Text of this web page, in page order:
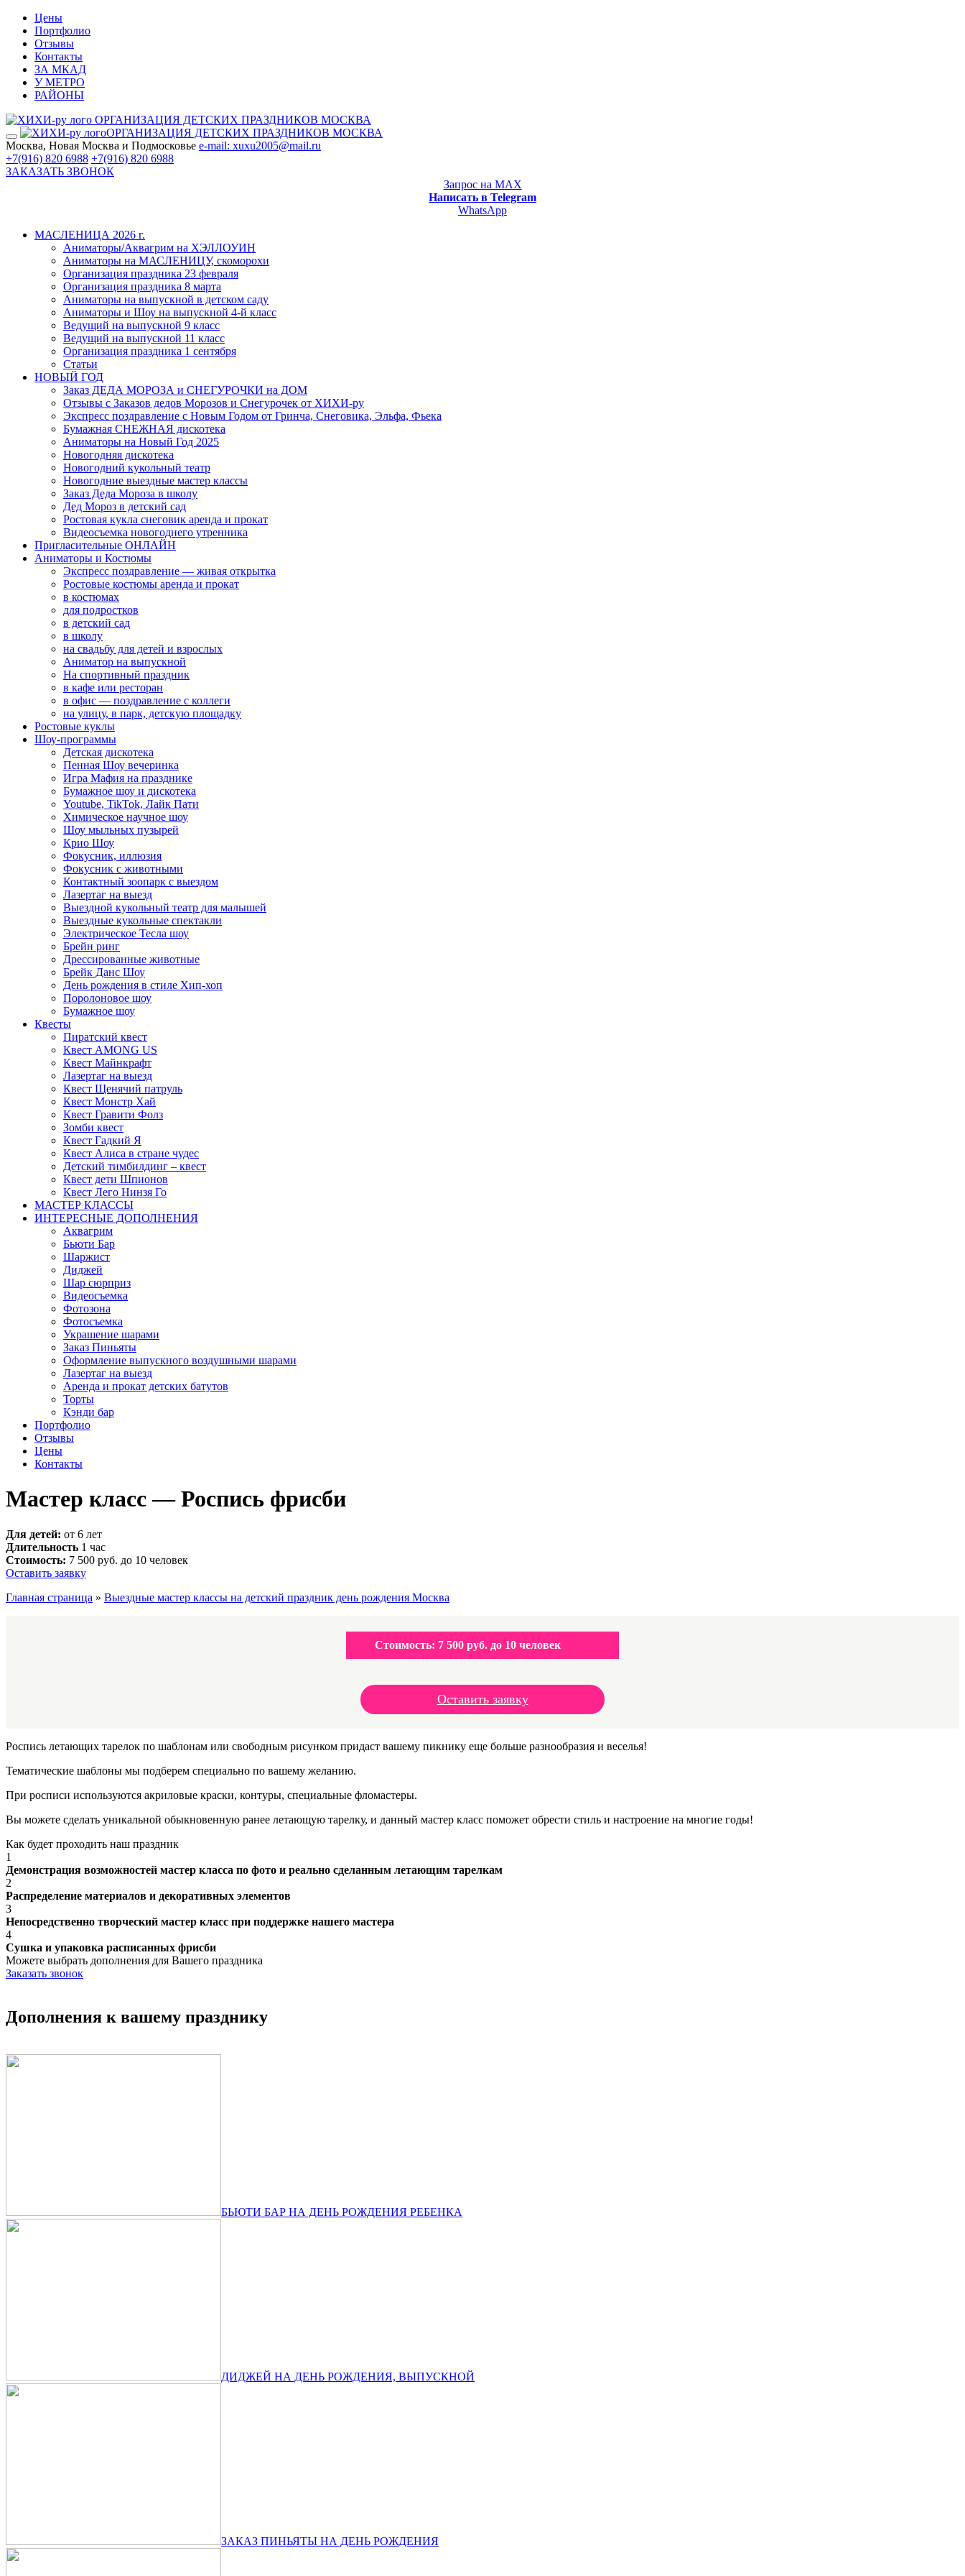
Цены
Портфолио
Отзывы
Контакты
ЗА МКАД
У МЕТРО
РАЙОНЫ
ОРГАНИЗАЦИЯ ДЕТСКИХ ПРАЗДНИКОВ МОСКВА
ОРГАНИЗАЦИЯ ДЕТСКИХ ПРАЗДНИКОВ МОСКВА
Москва, Новая Москва и Подмосковье e-mail: xuxu2005@mail.ru
+7(916) 820 6988 +7(916) 820 6988
ЗАКАЗАТЬ ЗВОНОК
Запрос на MAX
Написать в Telegram
WhatsApp
МАСЛЕНИЦА 2026 г.
Аниматоры/Аквагрим на ХЭЛЛОУИН
Аниматоры на МАСЛЕНИЦУ, скоморохи
Организация праздника 23 февраля
Организация праздника 8 марта
Аниматоры на выпускной в детском саду
Аниматоры и Шоу на выпускной 4-й класс
Ведущий на выпускной 9 класс
Ведущий на выпускной 11 класс
Организация праздника 1 сентября
Статьи
НОВЫЙ ГОД
Заказ ДЕДА МОРОЗА и СНЕГУРОЧКИ на ДОМ
Отзывы с Заказов дедов Морозов и Снегурочек от ХИХИ-ру
Экспресс поздравление с Новым Годом от Гринча, Снеговика, Эльфа, Фьека
Бумажная СНЕЖНАЯ дискотека
Аниматоры на Новый Год 2025
Новогодняя дискотека
Новогодний кукольный театр
Новогодние выездные мастер классы
Заказ Деда Мороза в школу
Дед Мороз в детский сад
Ростовая кукла снеговик аренда и прокат
Видеосъемка новогоднего утренника
Пригласительные ОНЛАЙН
Аниматоры и Костюмы
Экспресс поздравление — живая открытка
Ростовые костюмы аренда и прокат
в костюмах
для подростков
в детский сад
в школу
на свадьбу для детей и взрослых
Аниматор на выпускной
На спортивный праздник
в кафе или ресторан
в офис — поздравление с коллеги
на улицу, в парк, детскую площадку
Ростовые куклы
Шоу-программы
Детская дискотека
Пенная Шоу вечеринка
Игра Мафия на празднике
Бумажное шоу и дискотека
Youtube, TikTok, Лайк Пати
Химическое научное шоу
Шоу мыльных пузырей
Крио Шоу
Фокусник, иллюзия
Фокусник с животными
Контактный зоопарк с выездом
Лазертаг на выезд
Выездной кукольный театр для малышей
Выездные кукольные спектакли
Электрическое Тесла шоу
Брейн ринг
Дрессированные животные
Брейк Данс Шоу
День рождения в стиле Хип-хоп
Поролоновое шоу
Бумажное шоу
Квесты
Пиратский квест
Квест AMONG US
Квест Майнкрафт
Лазертаг на выезд
Квест Щенячий патруль
Квест Монстр Хай
Квест Гравити Фолз
Зомби квест
Квест Гадкий Я
Квест Алиса в стране чудес
Детский тимбилдинг – квест
Квест дети Шпионов
Квест Лего Нинзя Го
МАСТЕР КЛАССЫ
ИНТЕРЕСНЫЕ ДОПОЛНЕНИЯ
Аквагрим
Бьюти Бар
Шаржист
Диджей
Шар сюрприз
Видеосъемка
Фотозона
Фотосъемка
Украшение шарами
Заказ Пиньяты
Оформление выпускного воздушными шарами
Лазертаг на выезд
Аренда и прокат детских батутов
Торты
Кэнди бар
Портфолио
Отзывы
Цены
Контакты
Мастер класс — Роспись фрисби
Для детей: от 6 лет
Длительность 1 час
Стоимость: 7 500 руб. до 10 человек
Оставить заявку
Главная страница » Выездные мастер классы на детский праздник день рождения Москва
Стоимость: 7 500 руб. до 10 человек
Оставить заявку
Роспись летающих тарелок по шаблонам или свободным рисунком придаст вашему пикнику еще больше разнообразия и веселья!
Тематические шаблоны мы подберем специально по вашему желанию.
При росписи используются акриловые краски, контуры, специальные фломастеры.
Вы можете сделать уникальной обыкновенную ранее летающую тарелку, и данный мастер класс поможет обрести стиль и настроение на многие годы!
Как будет проходить наш праздник
1
Демонстрация возможностей мастер класса по фото и реально сделанным летающим тарелкам
2
Распределение материалов и декоративных элементов
3
Непосредственно творческий мастер класс при поддержке нашего мастера
4
Сушка и упаковка расписанных фрисби
Можете выбрать дополнения для Вашего праздника
Заказать звонок
Дополнения к вашему празднику
БЬЮТИ БАР НА ДЕНЬ РОЖДЕНИЯ РЕБЕНКА
ДИДЖЕЙ НА ДЕНЬ РОЖДЕНИЯ, ВЫПУСКНОЙ
ЗАКАЗ ПИНЬЯТЫ НА ДЕНЬ РОЖДЕНИЯ